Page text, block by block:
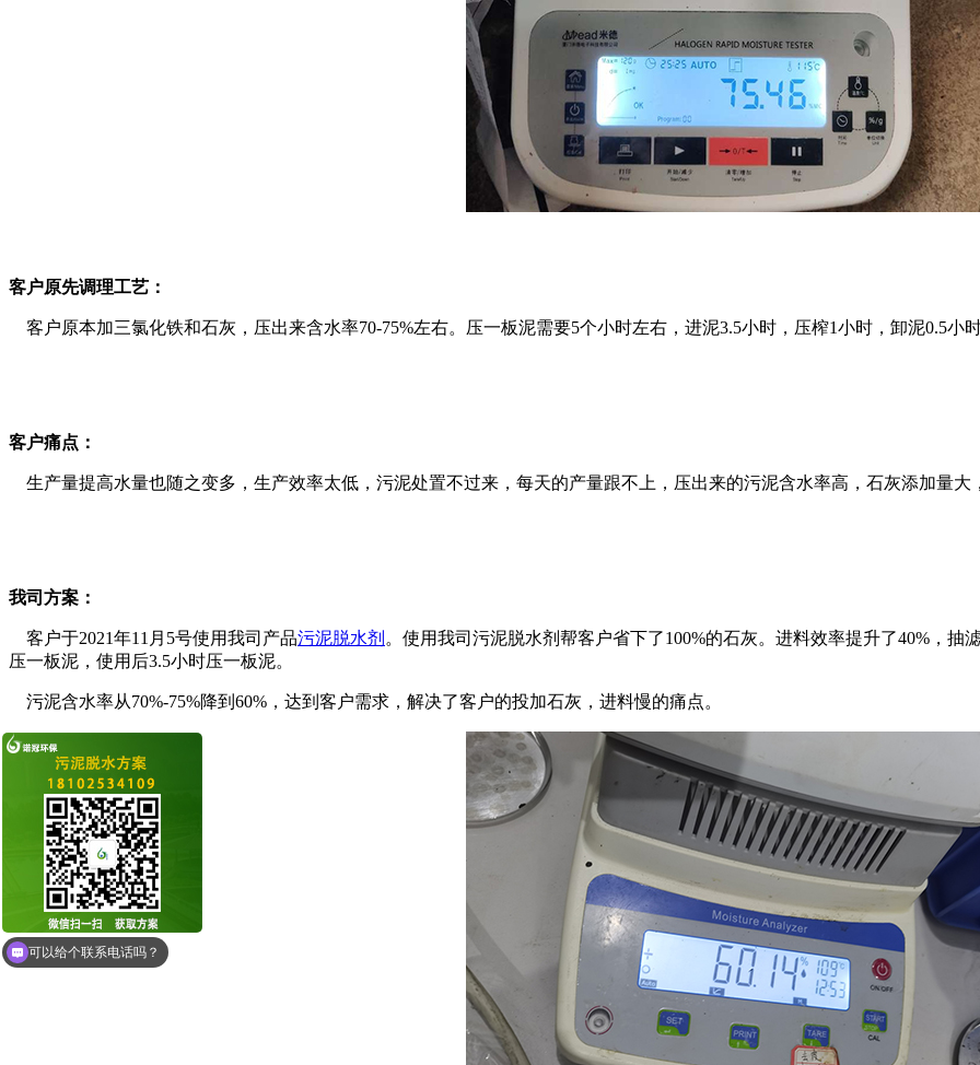
客户原先调理工艺：
客户原本加三氯化铁和石灰，压出来含水率70-75%左右。压一板泥需要5个小时左右，进泥3.5小时，压榨1小时，卸泥0.5小
客户痛点：
生产量提高水量也随之变多，生产效率太低，污泥处置不过来，每天的产量跟不上，压出来的污泥含水率高，石灰添加量大
我司方案：
客户于2021年11月5号使用我司产品污泥脱水剂 。使用我司污泥脱水剂帮客户省下了100%的石灰。进料效率提升了40%，
压一板泥，使用后3.5小时压一板泥。
污泥含水率从70%-75%降到60%，达到客户需求，解决了客户的投加石灰，进料慢的痛点。
可以给个联系电话吗？
你们产品含水率能做到多少？